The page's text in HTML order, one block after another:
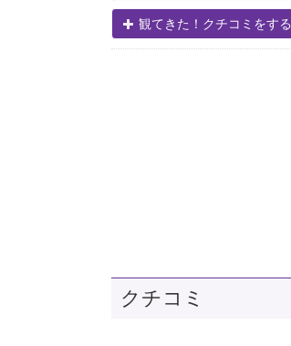
観てきた！クチコミをする
クチコミ